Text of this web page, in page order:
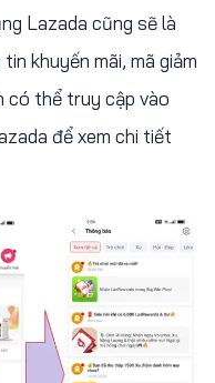
Lazada cũng sẽ là
khuyến mãi, mã giảm
có thể truy cập vào
để xem chi tiết